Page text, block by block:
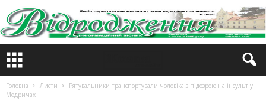
Головна Листи
Рятувальники транспортували чоловіка з підозрою на інсульт у
Модричах